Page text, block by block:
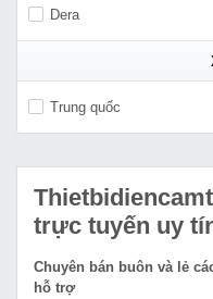
Dera
Trung quốc
trực tuyến uy
Chuyên bán buôn và lẻ
hỗ trợ